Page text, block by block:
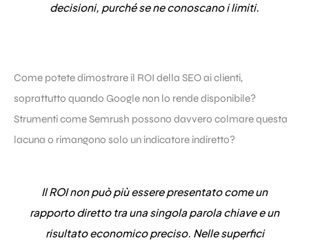
decisioni, purché se ne conoscano i limiti.
Come potete dimostrare il ROI della SEO ai clienti,
soprattutto quando Google non lo rende disponibile?
Strumenti come Semrush possono davvero colmare questa
lacuna o rimangono solo un indicatore indiretto?
Il ROI non può più essere presentato come un
rapporto diretto tra una singola parola chiave e un
risultato economico preciso. Nelle superfici